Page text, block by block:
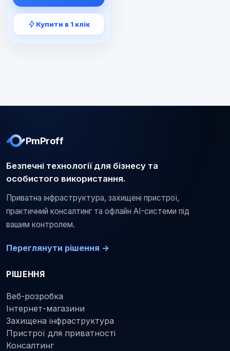
Купити в 1 клік
PmProff
Безпечні технології для бізнесу та
особистого використання.
Приватна інфраструктура, захищені пристрої,
практичний консалтинг та офлайн AI-системи під
вашим контролем.
Переглянути рішення →
РІШЕННЯ
Веб-розробка
Інтернет-магазини
Захищена інфраструктура
Пристрої для приватності
Консалтинг